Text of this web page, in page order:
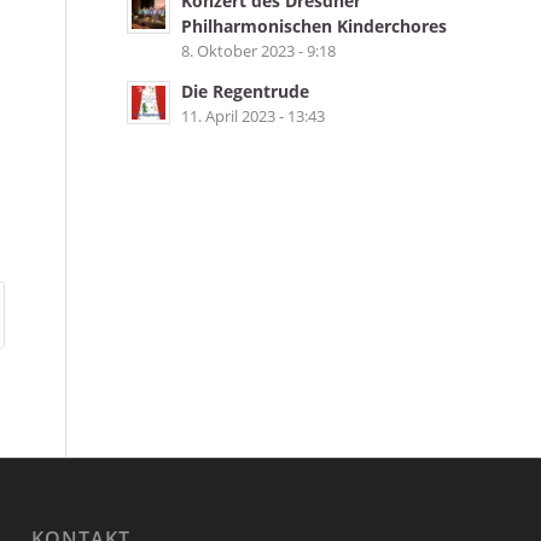
Philharmonischen Kinderchores
8. Oktober 2023 - 9:18
Die Regentrude
11. April 2023 - 13:43